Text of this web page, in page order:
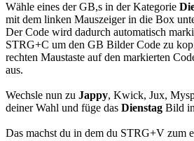
Wähle eines der GB,s in der Kategorie
mit dem linken Mauszeiger in die Box
Der Code wird dadurch automatisch
STRG+C um den GB Bilder Code zu
rechten Maustaste auf den markierten
aus.
Wechsle nun zu Jappy, Kwick, Jux,
deiner Wahl und füge das Dienstag Bild
Das machst du in dem du STRG+V zum